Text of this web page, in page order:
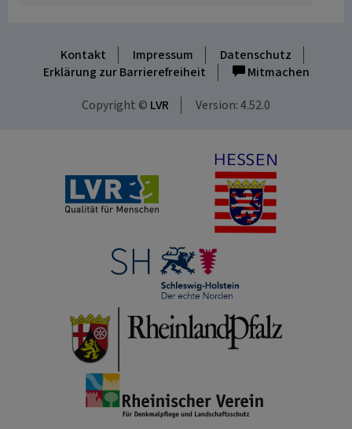
Kontakt Impressum
Datenschutz
Erklärung zur Barrierefreiheit
Mitmachen
Copyright © LVR Version: 4.52.0